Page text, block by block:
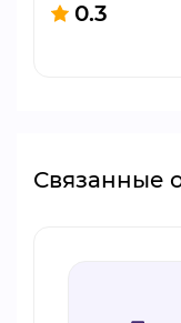
0.3
Связанные